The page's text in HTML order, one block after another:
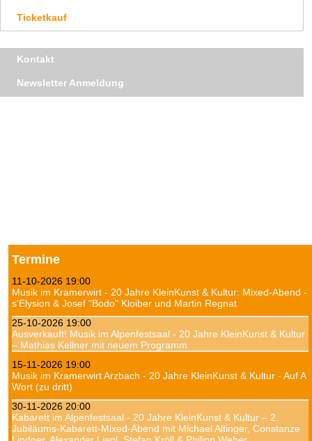
Ticketkauf
Navigation
überspringen
Kontakt
Newsletter Anmeldung
Termine
11-10-2026 19:00
Musik im Kramerwirt - 20 Jahre KleinKunst & Kultur: Mixed-Abend -
s'Elysion & Josef "Bodo" Kloiber und Martin Regnat
25-10-2026 19:00
Ausverkauft! Musik im Alpenfestsaal - 20 Jahre KleinKunst & Kultur
– Mathias Kellner mit neuem Programm
15-11-2026 19:00
Musik im Kramerwirt Arzbach - 20 Jahre KleinKunst & Kultur - Auf A
Wort (zu dritt)
30-11-2026 20:00
Kabarett im Alpenfestsaal - 20 Jahre KleinKunst & Kultur – 2.
Jubiläums-Kabarett-Mixed-Abend mit Michael Altinger, Constanze